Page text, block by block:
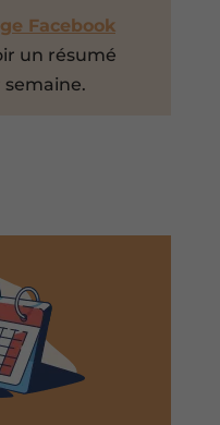
Facebook
un résumé
semaine.